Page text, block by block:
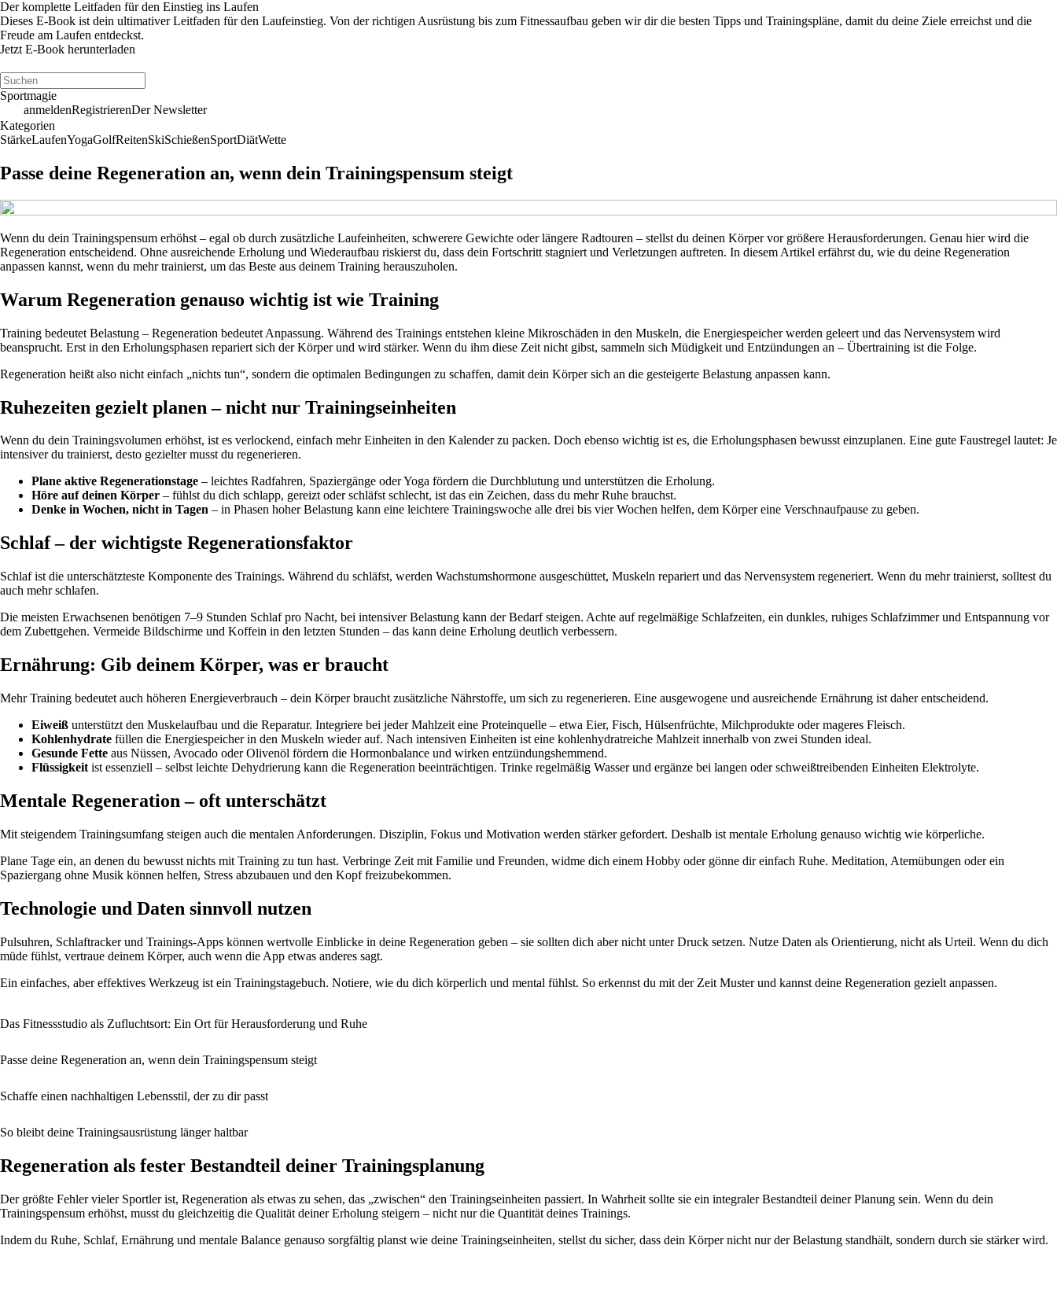
Der komplette Leitfaden für den Einstieg ins Laufen
Dieses E-Book ist dein ultimativer Leitfaden für den Laufeinstieg. Von der richtigen Ausrüstung bis zum Fitnessaufbau geben wir dir die besten Tipps und Trainingspläne, damit du deine Ziele erreichst und die
Freude am Laufen entdeckst.
Jetzt E-Book herunterladen
Sportmagie
anmeldenRegistrierenDer Newsletter
Kategorien
StärkeLaufenYogaGolfReitenSkiSchießenSportDiätWette
Passe deine Regeneration an, wenn dein Trainingspensum steigt
Wenn du dein Trainingspensum erhöhst – egal ob durch zusätzliche Laufeinheiten, schwerere Gewichte oder längere Radtouren – stellst du deinen Körper vor größere Herausforderungen. Genau hier wird die
Regeneration entscheidend. Ohne ausreichende Erholung und Wiederaufbau riskierst du, dass dein Fortschritt stagniert und Verletzungen auftreten. In diesem Artikel erfährst du, wie du deine Regeneration
anpassen kannst, wenn du mehr trainierst, um das Beste aus deinem Training herauszuholen.
Warum Regeneration genauso wichtig ist wie Training
Training bedeutet Belastung – Regeneration bedeutet Anpassung. Während des Trainings entstehen kleine Mikroschäden in den Muskeln, die Energiespeicher werden geleert und das Nervensystem wird
beansprucht. Erst in den Erholungsphasen repariert sich der Körper und wird stärker. Wenn du ihm diese Zeit nicht gibst, sammeln sich Müdigkeit und Entzündungen an – Übertraining ist die Folge.
Regeneration heißt also nicht einfach „nichts tun“, sondern die optimalen Bedingungen zu schaffen, damit dein Körper sich an die gesteigerte Belastung anpassen kann.
Ruhezeiten gezielt planen – nicht nur Trainingseinheiten
Wenn du dein Trainingsvolumen erhöhst, ist es verlockend, einfach mehr Einheiten in den Kalender zu packen. Doch ebenso wichtig ist es, die Erholungsphasen bewusst einzuplanen. Eine gute Faustregel lautet: Je
intensiver du trainierst, desto gezielter musst du regenerieren.
Plane aktive Regenerationstage – leichtes Radfahren, Spaziergänge oder Yoga fördern die Durchblutung und unterstützen die Erholung.
Höre auf deinen Körper – fühlst du dich schlapp, gereizt oder schläfst schlecht, ist das ein Zeichen, dass du mehr Ruhe brauchst.
Denke in Wochen, nicht in Tagen – in Phasen hoher Belastung kann eine leichtere Trainingswoche alle drei bis vier Wochen helfen, dem Körper eine Verschnaufpause zu geben.
Schlaf – der wichtigste Regenerationsfaktor
Schlaf ist die unterschätzteste Komponente des Trainings. Während du schläfst, werden Wachstumshormone ausgeschüttet, Muskeln repariert und das Nervensystem regeneriert. Wenn du mehr trainierst, solltest du
auch mehr schlafen.
Die meisten Erwachsenen benötigen 7–9 Stunden Schlaf pro Nacht, bei intensiver Belastung kann der Bedarf steigen. Achte auf regelmäßige Schlafzeiten, ein dunkles, ruhiges Schlafzimmer und Entspannung vor
dem Zubettgehen. Vermeide Bildschirme und Koffein in den letzten Stunden – das kann deine Erholung deutlich verbessern.
Ernährung: Gib deinem Körper, was er braucht
Mehr Training bedeutet auch höheren Energieverbrauch – dein Körper braucht zusätzliche Nährstoffe, um sich zu regenerieren. Eine ausgewogene und ausreichende Ernährung ist daher entscheidend.
Eiweiß unterstützt den Muskelaufbau und die Reparatur. Integriere bei jeder Mahlzeit eine Proteinquelle – etwa Eier, Fisch, Hülsenfrüchte, Milchprodukte oder mageres Fleisch.
Kohlenhydrate füllen die Energiespeicher in den Muskeln wieder auf. Nach intensiven Einheiten ist eine kohlenhydratreiche Mahlzeit innerhalb von zwei Stunden ideal.
Gesunde Fette aus Nüssen, Avocado oder Olivenöl fördern die Hormonbalance und wirken entzündungshemmend.
Flüssigkeit ist essenziell – selbst leichte Dehydrierung kann die Regeneration beeinträchtigen. Trinke regelmäßig Wasser und ergänze bei langen oder schweißtreibenden Einheiten Elektrolyte.
Mentale Regeneration – oft unterschätzt
Mit steigendem Trainingsumfang steigen auch die mentalen Anforderungen. Disziplin, Fokus und Motivation werden stärker gefordert. Deshalb ist mentale Erholung genauso wichtig wie körperliche.
Plane Tage ein, an denen du bewusst nichts mit Training zu tun hast. Verbringe Zeit mit Familie und Freunden, widme dich einem Hobby oder gönne dir einfach Ruhe. Meditation, Atemübungen oder ein
Spaziergang ohne Musik können helfen, Stress abzubauen und den Kopf freizubekommen.
Technologie und Daten sinnvoll nutzen
Pulsuhren, Schlaftracker und Trainings-Apps können wertvolle Einblicke in deine Regeneration geben – sie sollten dich aber nicht unter Druck setzen. Nutze Daten als Orientierung, nicht als Urteil. Wenn du dich
müde fühlst, vertraue deinem Körper, auch wenn die App etwas anderes sagt.
Ein einfaches, aber effektives Werkzeug ist ein Trainingstagebuch. Notiere, wie du dich körperlich und mental fühlst. So erkennst du mit der Zeit Muster und kannst deine Regeneration gezielt anpassen.
Das Fitnessstudio als Zufluchtsort: Ein Ort für Herausforderung und Ruhe
Passe deine Regeneration an, wenn dein Trainingspensum steigt
Schaffe einen nachhaltigen Lebensstil, der zu dir passt
So bleibt deine Trainingsausrüstung länger haltbar
Regeneration als fester Bestandteil deiner Trainingsplanung
Der größte Fehler vieler Sportler ist, Regeneration als etwas zu sehen, das „zwischen“ den Trainingseinheiten passiert. In Wahrheit sollte sie ein integraler Bestandteil deiner Planung sein. Wenn du dein
Trainingspensum erhöhst, musst du gleichzeitig die Qualität deiner Erholung steigern – nicht nur die Quantität deines Trainings.
Indem du Ruhe, Schlaf, Ernährung und mentale Balance genauso sorgfältig planst wie deine Trainingseinheiten, stellst du sicher, dass dein Körper nicht nur der Belastung standhält, sondern durch sie stärker wird.